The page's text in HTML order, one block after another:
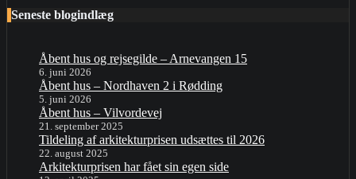
Seneste blogindlæg
Åbent hus og rejsegilde – Arnevangen 15
6. juni 2026
Åbent hus – Nordhaven 2 i Rødding
5. juni 2026
Åbent hus – Vilvordevej
21. september 2025
Tildeling af arkitekturprisen udsættes til 2026
22. august 2025
Arkitekturprisen har fået sin egen side